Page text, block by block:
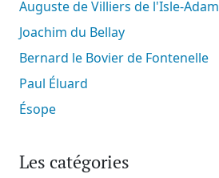
Auguste de Villiers de l'Isle-Adam
Joachim du Bellay
Bernard le Bovier de Fontenelle
Paul Éluard
Ésope
Les catégories